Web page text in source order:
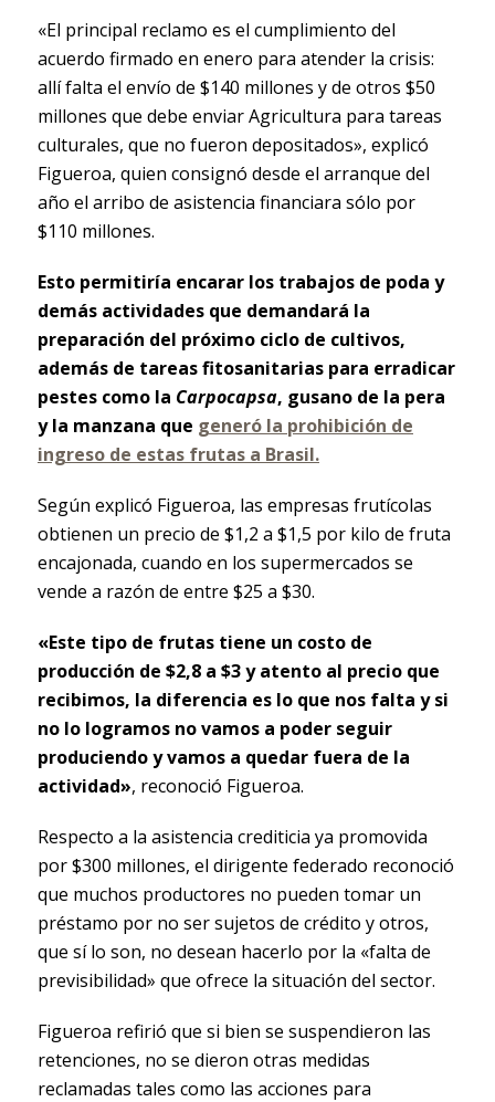
«El principal reclamo es el cumplimiento del
acuerdo firmado en enero para atender la crisis:
allí falta el envío de $140 millones y de otros $50
millones que debe enviar Agricultura para tareas
culturales, que no fueron depositados», explicó
Figueroa, quien consignó desde el arranque del
año el arribo de asistencia financiara sólo por
$110 millones.
Esto permitiría encarar los trabajos de poda y
demás actividades que demandará la
preparación del próximo ciclo de cultivos,
además de tareas fitosanitarias para erradicar
pestes como la Carpocapsa, gusano de la pera
y la manzana que generó la prohibición de
ingreso de estas frutas a Brasil.
Según explicó Figueroa, las empresas frutícolas
obtienen un precio de $1,2 a $1,5 por kilo de fruta
encajonada, cuando en los supermercados se
vende a razón de entre $25 a $30.
«Este tipo de frutas tiene un costo de
producción de $2,8 a $3 y atento al precio que
recibimos, la diferencia es lo que nos falta y si
no lo logramos no vamos a poder seguir
produciendo y vamos a quedar fuera de la
actividad», reconoció Figueroa.
Respecto a la asistencia crediticia ya promovida
por $300 millones, el dirigente federado reconoció
que muchos productores no pueden tomar un
préstamo por no ser sujetos de crédito y otros,
que sí lo son, no desean hacerlo por la «falta de
previsibilidad» que ofrece la situación del sector.
Figueroa refirió que si bien se suspendieron las
retenciones, no se dieron otras medidas
reclamadas tales como las acciones para